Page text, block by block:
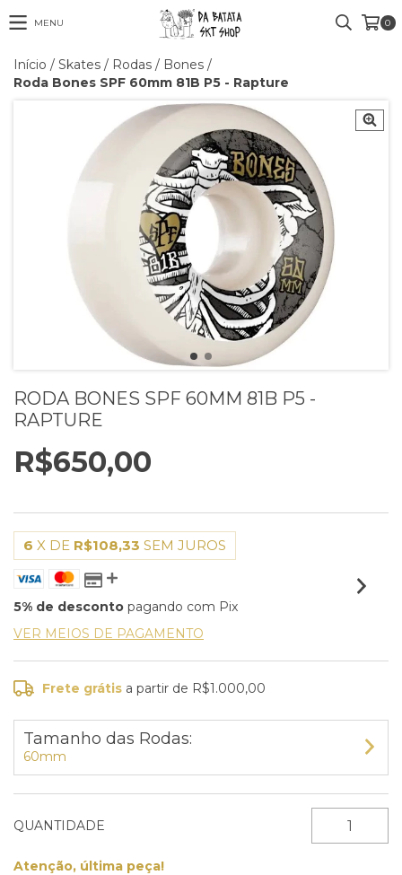
MENU 0
Início / Skates / Rodas / Bones /
Roda Bones SPF 60mm 81B P5 - Rapture
RODA BONES SPF 60MM 81B P5 -
RAPTURE
R$650,00
6 X DE R$108,33 SEM JUROS
5% de desconto pagando com Pix
VER MEIOS DE PAGAMENTO
Frete grátis a partir de R$1.000,00
Tamanho das Rodas:
60mm
QUANTIDADE
Atenção, última peça!